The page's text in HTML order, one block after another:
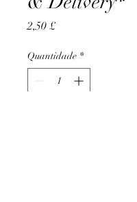
2,50 £Preço
Quantidade *